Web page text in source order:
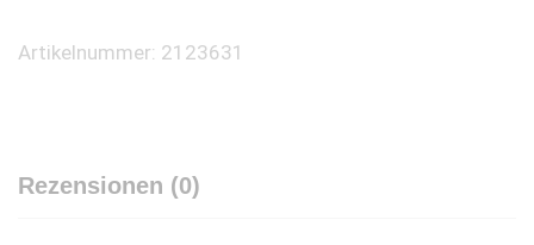
Artikelnummer: 2123631
Rezensionen (0)